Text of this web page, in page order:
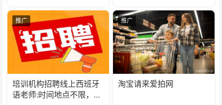
推广
培训机构招聘线上西班牙
语老师:时间地点不限，可
推广
淘宝请来爱拍网